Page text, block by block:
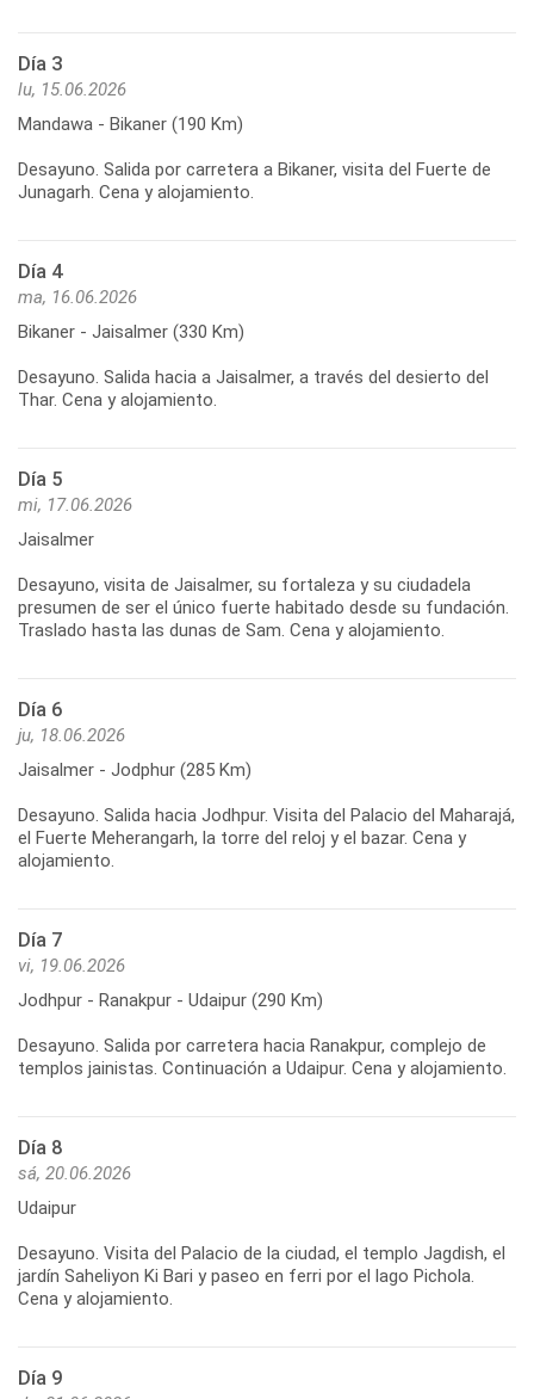
Día 3
lu, 15.06.2026
Mandawa - Bikaner (190 Km)
Desayuno. Salida por carretera a Bikaner, visita del Fuerte de
Junagarh. Cena y alojamiento.
Día 4
ma, 16.06.2026
Bikaner - Jaisalmer (330 Km)
Desayuno. Salida hacia a Jaisalmer, a través del desierto del
Thar. Cena y alojamiento.
Día 5
mi, 17.06.2026
Jaisalmer
Desayuno, visita de Jaisalmer, su fortaleza y su ciudadela
presumen de ser el único fuerte habitado desde su fundación.
Traslado hasta las dunas de Sam. Cena y alojamiento.
Día 6
ju, 18.06.2026
Jaisalmer - Jodphur (285 Km)
Desayuno. Salida hacia Jodhpur. Visita del Palacio del Maharajá,
el Fuerte Meherangarh, la torre del reloj y el bazar. Cena y
alojamiento.
Día 7
vi, 19.06.2026
Jodhpur - Ranakpur - Udaipur (290 Km)
Desayuno. Salida por carretera hacia Ranakpur, complejo de
templos jainistas. Continuación a Udaipur. Cena y alojamiento.
Día 8
sá, 20.06.2026
Udaipur
Desayuno. Visita del Palacio de la ciudad, el templo Jagdish, el
jardín Saheliyon Ki Bari y paseo en ferri por el lago Pichola.
Cena y alojamiento.
Día 9